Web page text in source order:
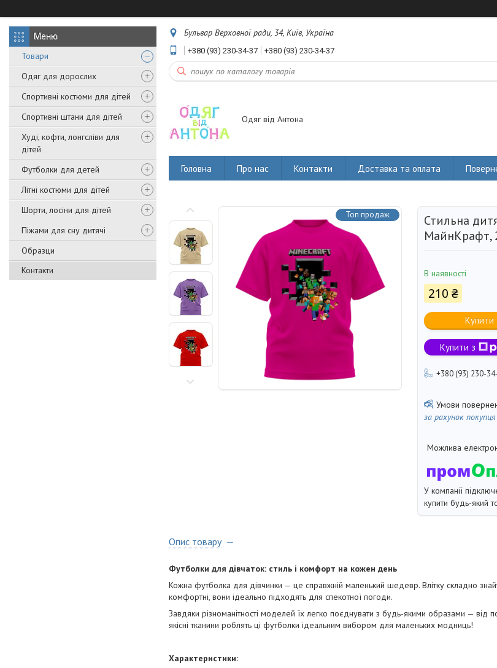
Товари
Одяг для дорослих
Спортивні костюми для дітей
Спортивні штани для дітей
Худі, кофти, лонгсліви для
дітей
Футболки для детей
Літні костюми для дітей
Шорти, лосіни для дітей
Піжами для сну дитячі
Образци
Контакти
Бульвар Верховної ради, 34, Київ, Україна
+380 (93) 230-34-37 +380 (93) 230-34-37
Одяг від Антона
Головна Про нас Контакти Доставка та оплата
Топ продаж
Стильна
МайнКрафт,
В наявності
210 ₴
Купити
Купити з
+380 (93) 230-
за рахунок покупця
У компанії
купити будь-який
Опис товару
Футболки для дівчаток: стиль і комфорт на кожен день
Кожна футболка для дівчинки — це справжній маленький шедевр. Влітку складно
комфортні, вони ідеально підходять для спекотної погоди.
Завдяки різноманітності моделей їх легко поєднувати з будь-якими образами — від
якісні тканини роблять ці футболки ідеальним вибором для маленьких модниць!
Характеристики: